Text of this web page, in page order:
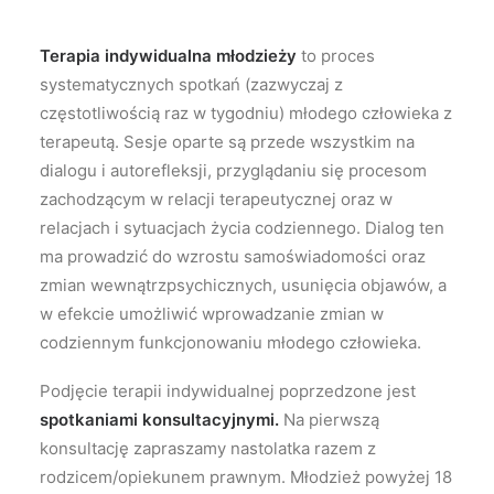
Terapia indywidualna młodzieży to proces
systematycznych spotkań (zazwyczaj z
częstotliwością raz w tygodniu) młodego człowieka z
terapeutą. Sesje oparte są przede wszystkim na
dialogu i autorefleksji, przyglądaniu się procesom
zachodzącym w relacji terapeutycznej oraz w
relacjach i sytuacjach życia codziennego. Dialog ten
ma prowadzić do wzrostu samoświadomości oraz
zmian wewnątrzpsychicznych, usunięcia objawów, a
w efekcie umożliwić wprowadzanie zmian w
codziennym funkcjonowaniu młodego człowieka.
Podjęcie terapii indywidualnej poprzedzone jest
spotkaniami konsultacyjnymi. Na pierwszą
konsultację zapraszamy nastolatka razem z
rodzicem/opiekunem prawnym. Młodzież powyżej 18